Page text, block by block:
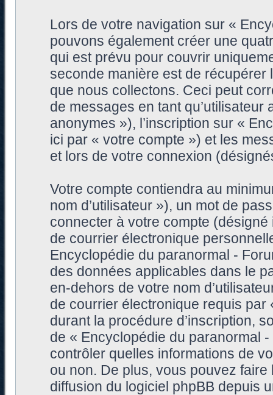
Lors de votre navigation sur «
pouvons également créer une
qui est prévu pour couvrir
seconde manière est de
que nous collectons. Ceci peut
de messages en tant
anonymes »), l’inscription sur «
ici par « votre compte ») et les
et lors de votre connexion
Votre compte contiendra au
nom d’utilisateur »), un mot de
connecter à votre compte
de courrier électronique
Encyclopédie du paranormal -
des données applicables dans le
en-dehors de votre nom
de courrier électronique requis
durant la procédure d’inscription,
de « Encyclopédie du paranormal
contrôler quelles informations de
ou non. De plus, vous pouvez
diffusion du logiciel phpBB depuis